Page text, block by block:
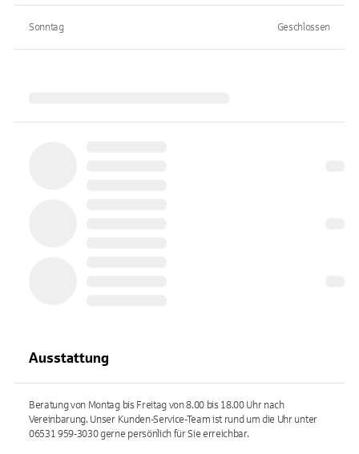
Sonntag Geschlossen
Ausstattung
Beratung von Montag bis Freitag von 8.00 bis 18.00 Uhr nach
Vereinbarung. Unser Kunden-Service-Team ist rund um die Uhr unter
06531 959-3030 gerne persönlich für Sie erreichbar.